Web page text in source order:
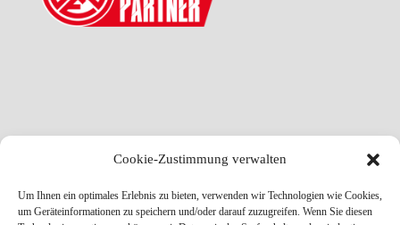
Cookie-Zustimmung verwalten
Um Ihnen ein optimales Erlebnis zu bieten, verwenden wir Technologien wie Cookies,
um Geräteinformationen zu speichern und/oder darauf zuzugreifen. Wenn Sie diesen